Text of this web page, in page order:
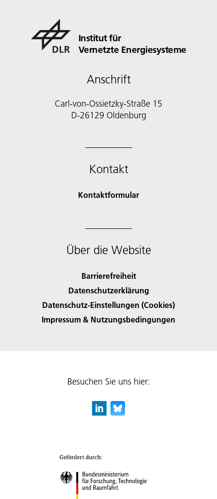
Institut für
Vernetzte Energiesysteme
Anschrift
Carl-von-Ossietzky-Straße 15
D-26129 Oldenburg
Kontakt
Kontaktformular
Über die Website
Barrierefreiheit
Datenschutzerklärung
Datenschutz-Einstellungen (Cookies)
Impressum & Nutzungsbedingungen
Besuchen Sie uns hier: